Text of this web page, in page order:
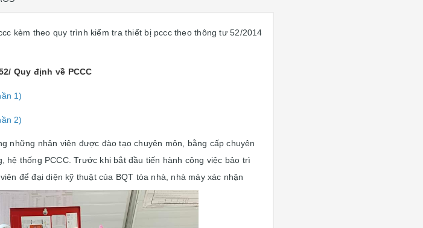
kèm theo quy trình kiểm tra thiết bị pccc theo thông tư 52/2014
Quy định về PCCC
1)
2)
những nhân viên được đào tạo chuyên môn, bằng cấp chuyên
thống PCCC. Trước khi bắt đầu tiến hành công việc bảo trì
để đại diện kỹ thuật của BQT tòa nhà, nhà máy xác nhận